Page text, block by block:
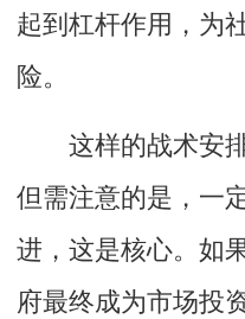
起到杠杆作用，为
险。
这样的战术安排
但需注意的是，一
进，这是核心。如
府最终成为市场投